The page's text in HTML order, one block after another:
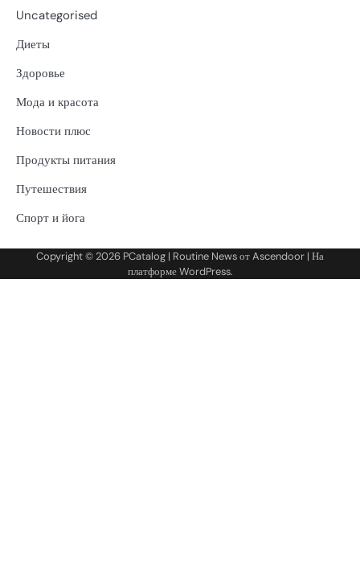
Uncategorised
Диеты
Здоровье
Мода и красота
Новости плюс
Продукты питания
Путешествия
Спорт и йога
Copyright © 2026 PCatalog | Routine News отAscendoor | На
платформеWordPress.